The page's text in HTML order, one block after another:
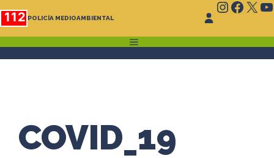
Saltar
al
contenido
112 POLICÍA MEDIOAMBIENTAL
X
MENÚ
COVID_19